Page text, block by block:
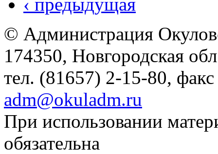
© Администрация
174350, Новгородская
тел. (81657) 2-15-80,
adm@okuladm.ru
При использовании
обязательна